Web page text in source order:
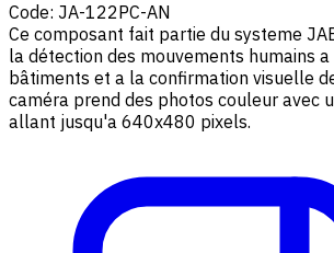
Code: JA-122PC-AN
Ce composant fait partie du systeme
la détection des mouvements humains
bâtiments et a la confirmation visuelle
caméra prend des photos couleur avec
allant jusqu'a 640x480 pixels.